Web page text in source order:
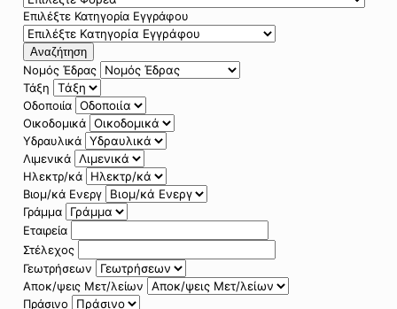
Επιλέξτε Κατηγορία Εγγράφου
Αναζήτηση
Νομός Έδρας
Τάξη
Οδοποιία
Οικοδομικά
Υδραυλικά
Λιμενικά
Ηλεκτρ/κά
Βιομ/κά Ενεργ
Γράμμα
Εταιρεία
Στέλεχος
Γεωτρήσεων
Αποκ/ψεις Μετ/λείων
Πράσινο